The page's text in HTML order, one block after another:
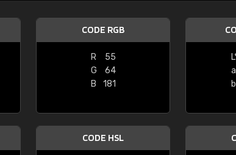
CODE RGB
R
55
G
64
B
181
CODE HSL
"Le site ne permet
sont les produits
palettes de couleurs:
comprend pas qui
bien passé et le